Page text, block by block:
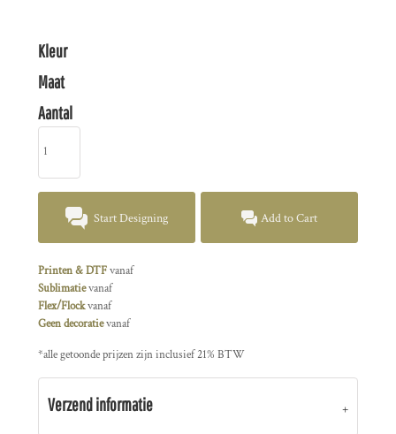
Kleur
Maat
Aantal
Start Designing Add to Cart
Printen & DTFvanaf
Sublimatievanaf
Flex/Flockvanaf
Geen decoratievanaf
*alle getoonde prijzen zijn inclusief 21% BTW
Verzend informatie